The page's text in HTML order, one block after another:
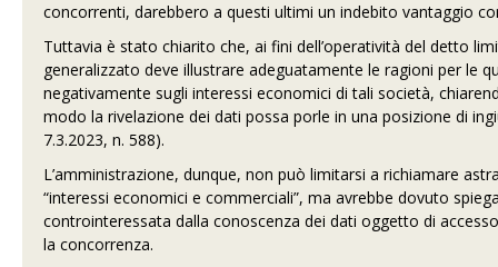
concorrenti, darebbero a questi ultimi un indebito vantaggio
Tuttavia è stato chiarito che, ai fini dell’operatività del detto
generalizzato deve illustrare adeguatamente le ragioni per le
negativamente sugli interessi economici di tali società,
modo la rivelazione dei dati possa porle in una posizione di
7.3.2023, n. 588).
L’amministrazione, dunque, non può limitarsi a richiamare
“interessi economici e commerciali”, ma avrebbe dovuto
controinteressata dalla conoscenza dei dati oggetto di
la concorrenza.